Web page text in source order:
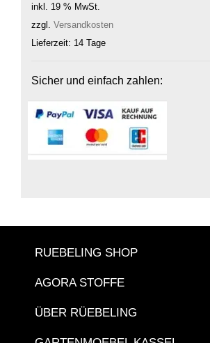
inkl. 19 % MwSt.
zzgl. Versandkosten
Lieferzeit: 14 Tage
Sicher und einfach zahlen:
RUEBELING SHOP
AGORA STOFFE
ÜBER RÜEBELING